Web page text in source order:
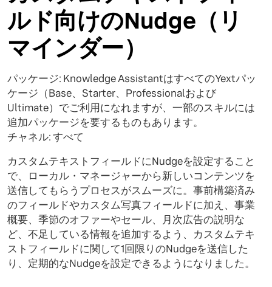
ルド向けのNudge（リ
マインダー）
パッケージ: Knowledge AssistantはすべてのYextパッ
ケージ（Base、Starter、Professionalおよび
Ultimate）でご利用になれますが、一部のスキルには
追加パッケージを要するものもあります。
チャネル: すべて
カスタムテキストフィールドにNudgeを設定すること
で、ローカル・マネージャーから新しいコンテンツを
送信してもらうプロセスがスムーズに。事前構築済み
のフィールドやカスタム写真フィールドに加え、事業
概要、季節のオファーやセール、月次広告の説明な
ど、不足している情報を追加するよう、カスタムテキ
ストフィールドに関して1回限りのNudgeを送信した
り、定期的なNudgeを設定できるようになりました。